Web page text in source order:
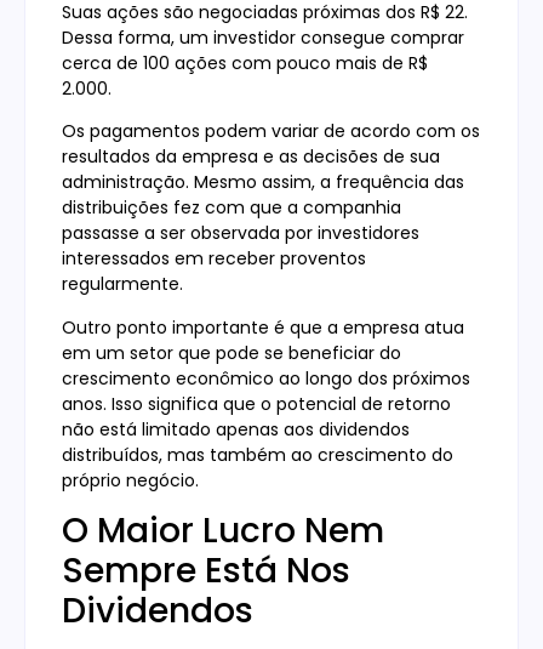
Suas ações são negociadas próximas dos R$ 22.
Dessa forma, um investidor consegue comprar
cerca de 100 ações com pouco mais de R$
2.000.
Os pagamentos podem variar de acordo com os
resultados da empresa e as decisões de sua
administração. Mesmo assim, a frequência das
distribuições fez com que a companhia
passasse a ser observada por investidores
interessados em receber proventos
regularmente.
Outro ponto importante é que a empresa atua
em um setor que pode se beneficiar do
crescimento econômico ao longo dos próximos
anos. Isso significa que o potencial de retorno
não está limitado apenas aos dividendos
distribuídos, mas também ao crescimento do
próprio negócio.
O Maior Lucro Nem
Sempre Está Nos
Dividendos